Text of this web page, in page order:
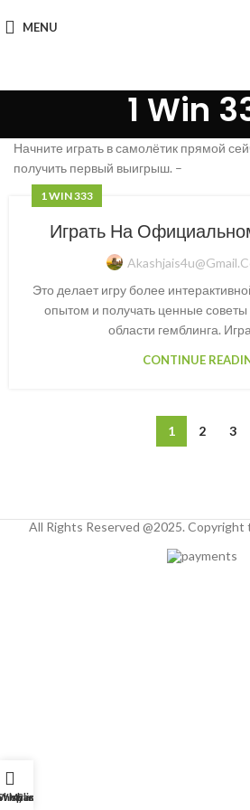
MENU
1 Win
Начните играть в самолётик прямой
получить первый выигрыш. –
1 WIN 333
Играть На
Это делает игру более
опытом и получать ценные
области гемблинга.
CONTINUE
1 2 3
All Rights Reserved @2025. Copyright
Cart
My account